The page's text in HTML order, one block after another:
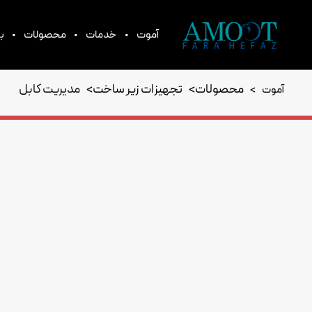
آموت • خدمات • محصولات •
آموت > محصولات> تجهیزات زیر ساخت> مدیریت کابل